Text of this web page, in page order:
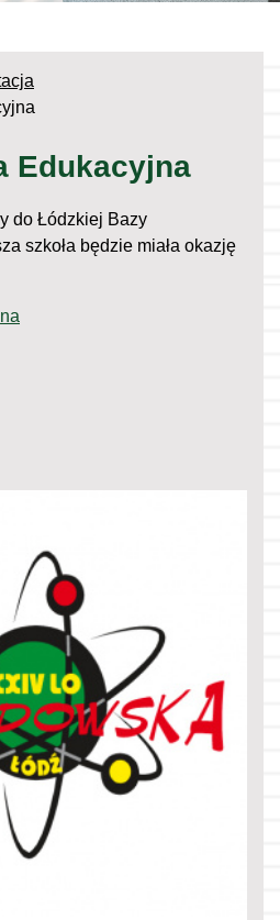
Edukacyjna
do Łódzkiej Bazy
szkoła będzie miała okazję